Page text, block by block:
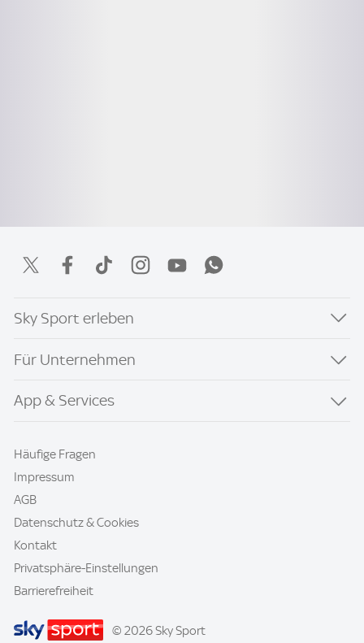
Sky Sport erleben
Für Unternehmen
App & Services
Häufige Fragen
Impressum
AGB
Datenschutz & Cookies
Kontakt
Privatsphäre-Einstellungen
Barrierefreiheit
© 2026 Sky Sport